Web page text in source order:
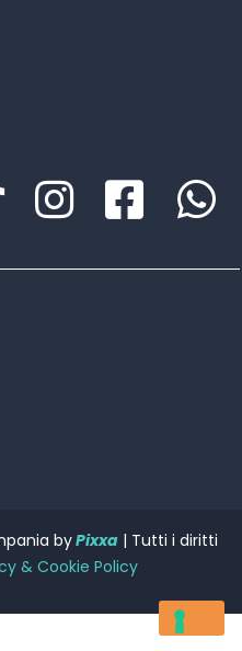
byPixxa| Tutti i diritti
& Cookie Policy